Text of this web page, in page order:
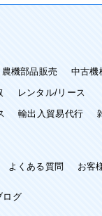
機部品販売
中古機
レンタル/リース
輸出入貿易代行
よくある質問 お客
ログ